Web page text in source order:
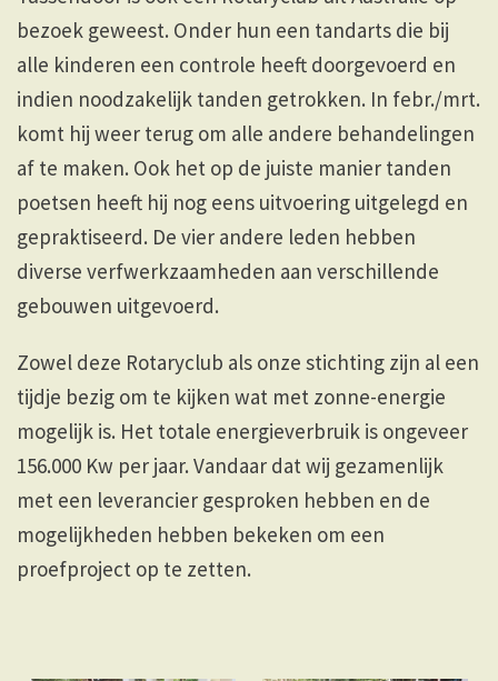
bezoek geweest. Onder hun een tandarts die bij
alle kinderen een controle heeft doorgevoerd en
indien noodzakelijk tanden getrokken. In febr./mrt.
komt hij weer terug om alle andere behandelingen
af te maken. Ook het op de juiste manier tanden
poetsen heeft hij nog eens uitvoering uitgelegd en
gepraktiseerd. De vier andere leden hebben
diverse verfwerkzaamheden aan verschillende
gebouwen uitgevoerd.
Zowel deze Rotaryclub als onze stichting zijn al een
tijdje bezig om te kijken wat met zonne-energie
mogelijk is. Het totale energieverbruik is ongeveer
156.000 Kw per jaar. Vandaar dat wij gezamenlijk
met een leverancier gesproken hebben en de
mogelijkheden hebben bekeken om een
proefproject op te zetten.